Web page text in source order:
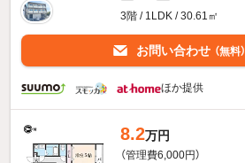
3階 / 1LDK / 30.61㎡
お問い合わせ （無料）
ほか提供
8.2万円
（管理費6,000円）